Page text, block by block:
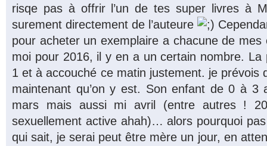
risqe pas à offrir l’un de tes super livres à
surement directement de l’auteure
pour acheter un exemplaire a chacune de
moi pour 2016, il y en a un certain nombre. La
1 et à accouché ce matin justement. je prévois
maintenant qu’on y est. Son enfant de 0 à 3
mars mais aussi mi avril (entre autres !
sexuellement active ahah)… alors pourquoi
qui sait, je serai peut être mère un jour, en